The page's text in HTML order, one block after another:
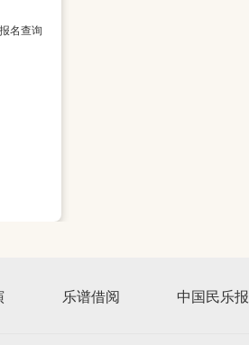
报名查询
乐谱借阅 中国民乐报